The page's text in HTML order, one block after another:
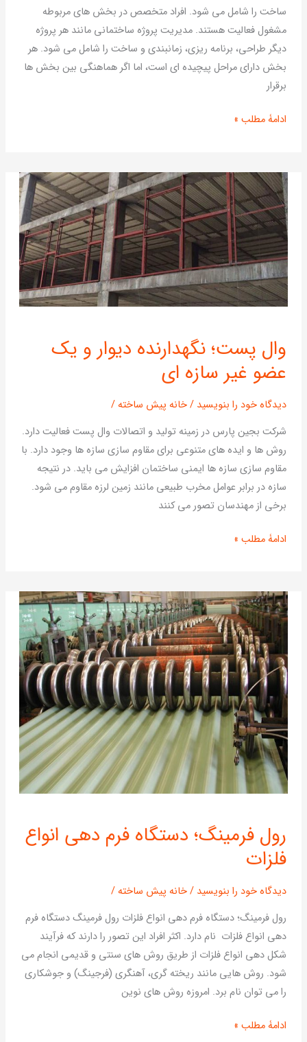
ساخت را شامل می شود. افراد متخصص در بخش های مربوطه
مشغول فعالیت هستند. مدیریت پروژه ساختمانی مانند هر پروژه
دیگر طراحی، برنامه ریزی، زمانبندی و ساخت را شامل می شود. هر
بخش دارای مراحل پیچیده ای است، اما اگر هماهنگی بین بخش ها
برقرار
تحویل
ادامۀ مطلب »
وال پست؛ نگهدارنده دیوار و یک
عضو غیر سازه ای
دیدگاه‌ خود را بنویسید /خانه پیش ساخته/
شرکت بجین پارس در زمینه تولید و اتصالات وال پست فعالیت دارد.
روش ها و ایده های متنوعی برای مقاوم سازی سازه ها وجود دارد. با
مقاوم سازی سازه ها ایمنی ساختمان افزایش می باید. در نتیجه
سازه در برابر عوامل مخرب طبیعی مانند زمین لرزه مقاوم می شود.
برخی از مهندسان تصور می کنند
پست؛
نگهدارنده
و
عضو
غیر
سازه
ادامۀ مطلب »
رول فرمینگ؛ دستگاه فرم دهی انواع
فلزات
دیدگاه‌ خود را بنویسید /خانه پیش ساخته/
رول فرمینگ؛ دستگاه فرم دهی انواع فلزات رول فرمینگ دستگاه فرم
دهی انواع فلزات نام دارد. اکثر افراد این تصور را دارند که فرآیند
شکل دهی انواع فلزات از طریق روش های سنتی و قدیمی انجام می
شود. روش هایی مانند ریخته گری، آهنگری (فرجینگ) و جوشکاری
را می توان نام برد. امروزه روش‌ های نوین
فرمینگ؛
دستگاه
دهی
فلزات
ادامۀ مطلب »